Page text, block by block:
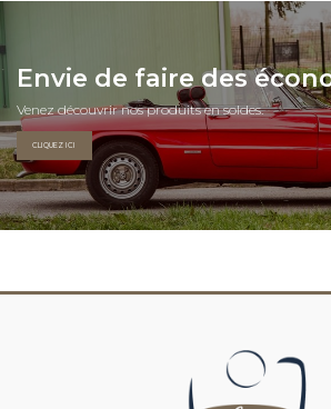
Envie de faire des
Venez découvrir nos produits en soldes.
CLIQUEZ ICI